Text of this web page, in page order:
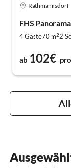
Rathmannsdorf
4 Gäste70 m22
ab 102€